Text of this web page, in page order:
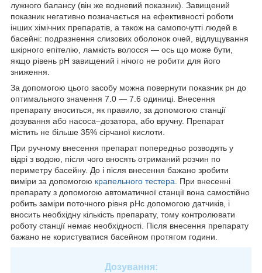
лужного балансу (він же водневий показник). Завищений
показник негативно позначається на ефективності роботи
інших хімічних препаратів, а також на самопочутті людей в
басейні: подразнення слизових оболонок очей, відлущування
шкірного епітелію, ламкість волосся — ось що може бути,
якщо рівень pH завищений і нічого не робити для його
зниження.
За допомогою цього засобу можна повернути показник рн до
оптимального значення 7.0 — 7.6 одиниці. Внесення
препарату вноситься, як правило, за допомогою станції
дозування або насоса–дозатора, або вручну. Препарат
містить не більше 35% сірчаної кислоти.
При ручному внесення препарат попередньо розводять у
відрі з водою, після чого вносять отриманий розчин по
периметру басейну. До і після внесення бажано зробити
виміри за допомогою крапельного тестера. При внесенні
препарату з допомогою автоматичної станції вона самостійно
робить заміри поточного рівня рНс допомогою датчиків, і
вносить необхідну кількість препарату, тому контролювати
роботу станції немає необхідності. Після внесення препарату
бажано не користуватися басейном протягом години.
Дозування: